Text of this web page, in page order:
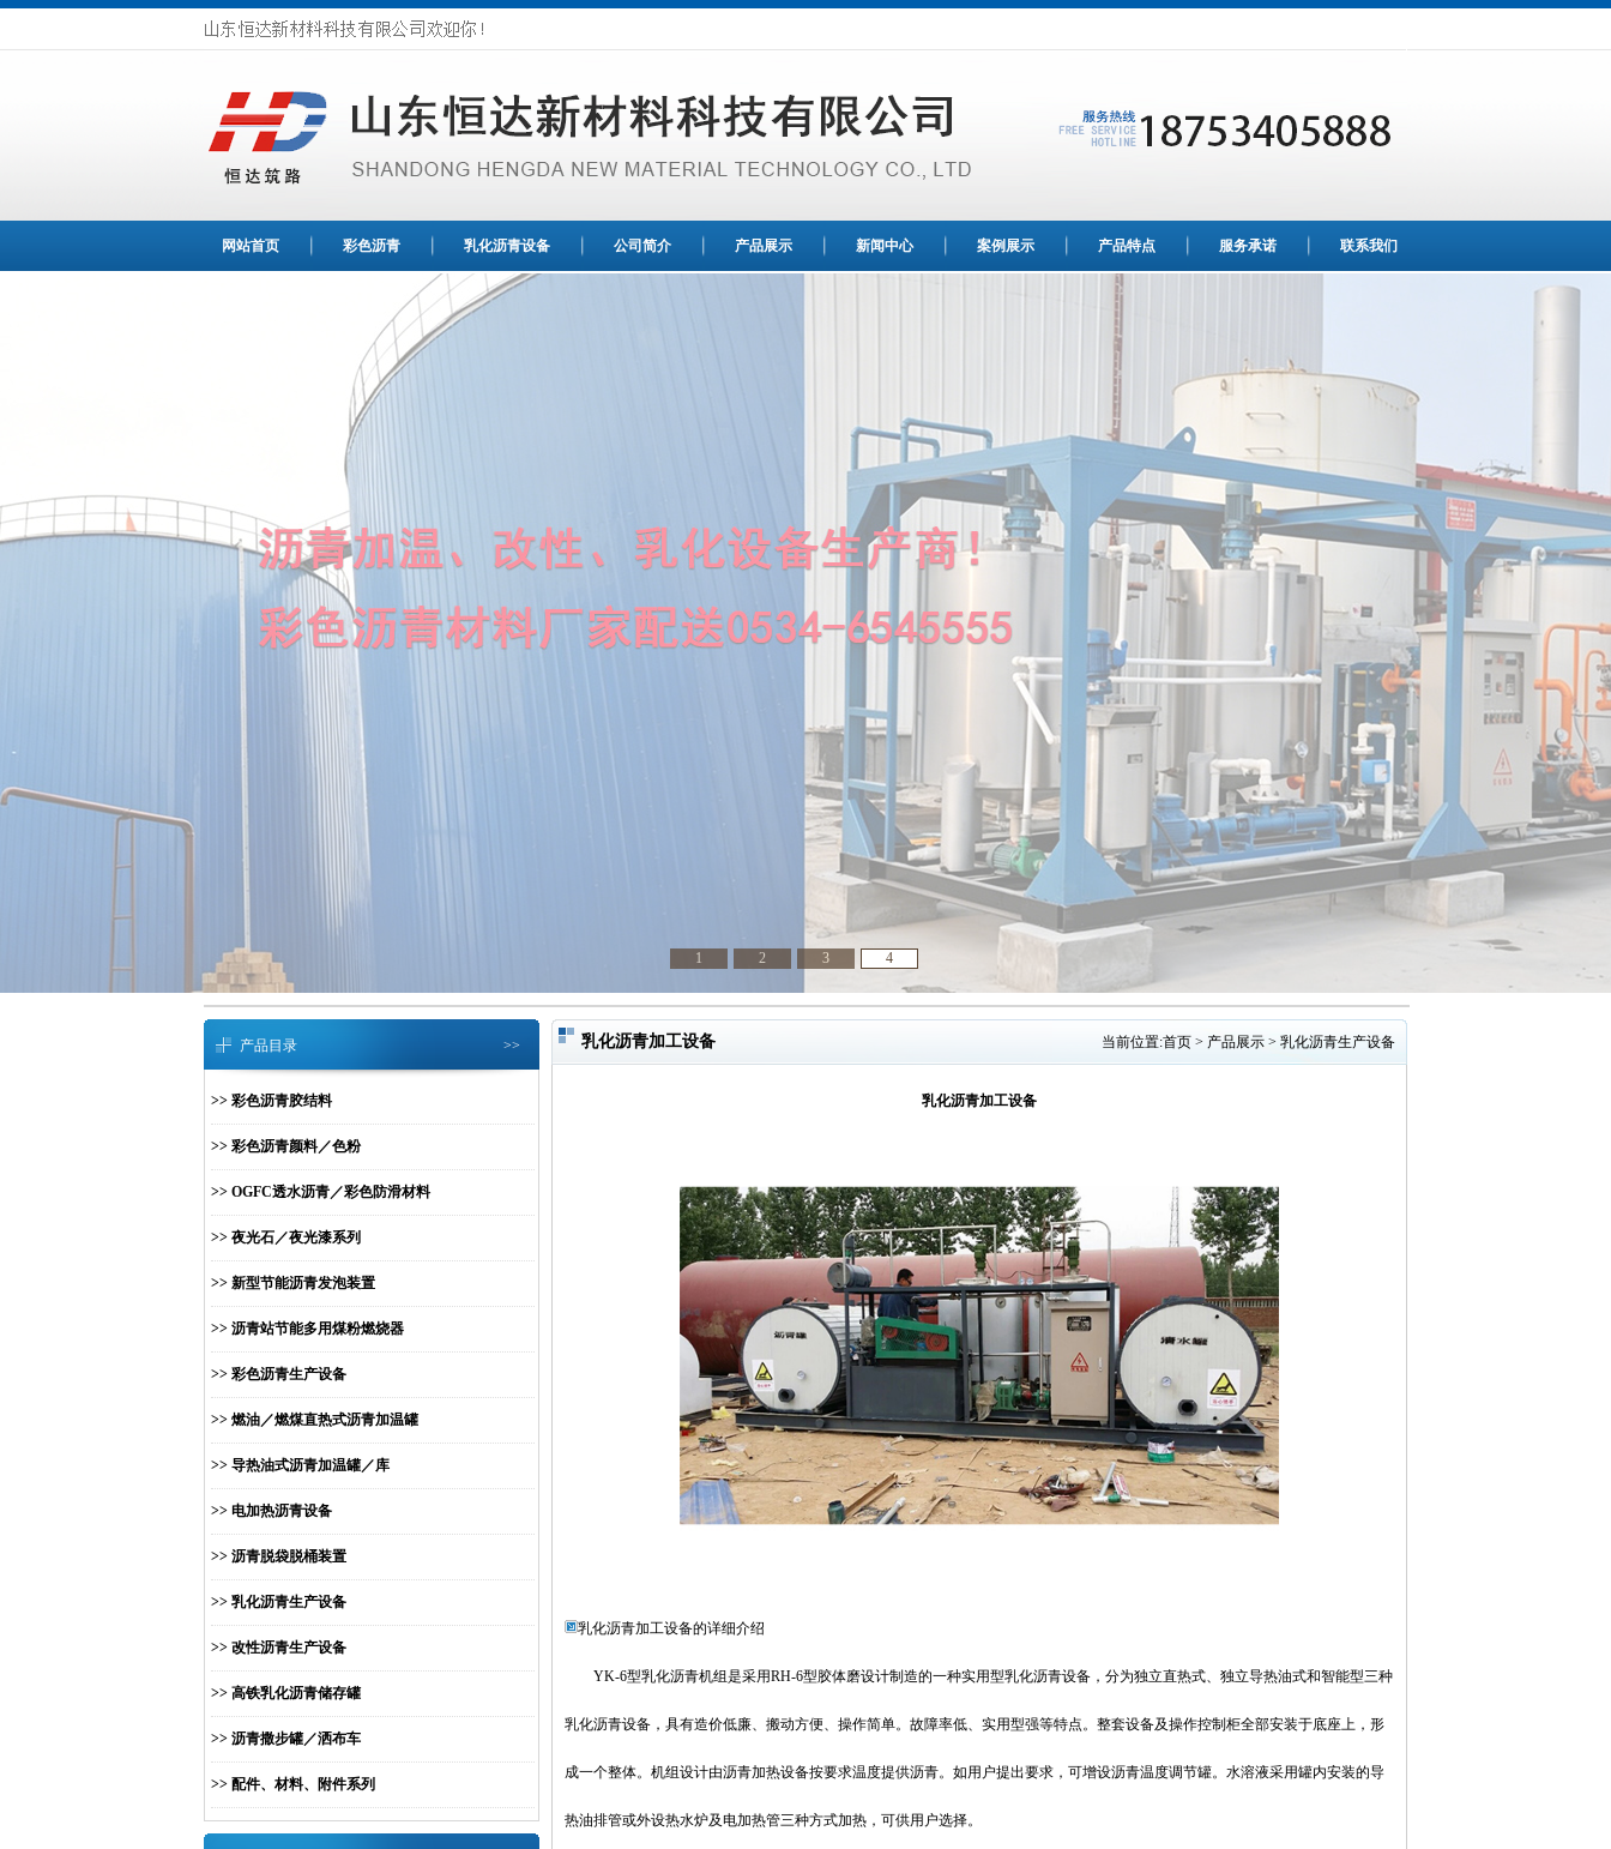
网站首页 彩色沥青 乳化沥青设备 公司简介 产品展示 新闻中心 案例展示 产品特点 服务承诺 联系我们
1 2 3 4
产品目录 >>
>> 彩色沥青胶结料
>> 彩色沥青颜料／色粉
>> OGFC透水沥青／彩色防滑材料
>> 夜光石／夜光漆系列
>> 新型节能沥青发泡装置
>> 沥青站节能多用煤粉燃烧器
>> 彩色沥青生产设备
>> 燃油／燃煤直热式沥青加温罐
>> 导热油式沥青加温罐／库
>> 电加热沥青设备
>> 沥青脱袋脱桶装置
>> 乳化沥青生产设备
>> 改性沥青生产设备
>> 高铁乳化沥青储存罐
>> 沥青撒步罐／洒布车
>> 配件、材料、附件系列
当前位置:首页 > 产品展示 > 乳化沥青生产设备
乳化沥青加工设备
乳化沥青加工设备
乳化沥青加工设备的详细介绍
YK-6型乳化沥青机组是采用RH-6型胶体磨设计制造的一种实用型乳化沥青设备，分为独立直热式、独立导热油式和智能型三种
乳化沥青设备，具有造价低廉、搬动方便、操作简单。故障率低、实用型强等特点。整套设备及操作控制柜全部安装于底座上，形
成一个整体。机组设计由沥青加热设备按要求温度提供沥青。如用户提出要求，可增设沥青温度调节罐。水溶液采用罐内安装的导
热油排管或外设热水炉及电加热管三种方式加热，可供用户选择。